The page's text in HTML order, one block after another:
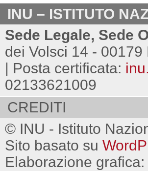
INU – ISTITUTO
Sede Legale, Sede
dei Volsci 14 -
| Posta certificata:
02133621009
CREDITI
© INU - Istituto
Sito basato su
Elaborazione grafica: